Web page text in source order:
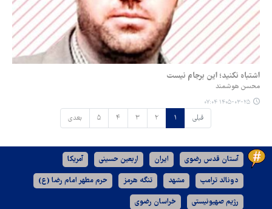
اشتباه نکنید؛ این برجام نیست
محسن هوشمند
۱۴۰۵-۰۳-۲۵ ۰۷:۰۴
قبلی ۱ ۲ ۳ ۴ ۵ بعدی
آستان قدس رضوی ایران اربعین حسینی آمریکا
دونالد ترامپ مشهد تنگه هرمز حرم مطهر امام رضا (ع)
رژیم صهیونیستی خراسان رضوی